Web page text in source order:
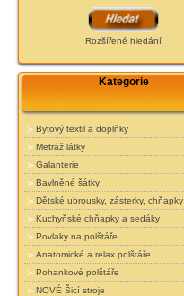
Rozšířené hledání
Kategorie
Bytový textil a doplňky
Metráž látky
Galanterie
Bavlněné šátky
Dětské ubrousky, zásterky, chňapky
Kuchyňské chňapky a sedáky
Povlaky na polštáře
Anatomické a relax polštáře
Pohankové polštáře
NOVÉ Šicí stroje